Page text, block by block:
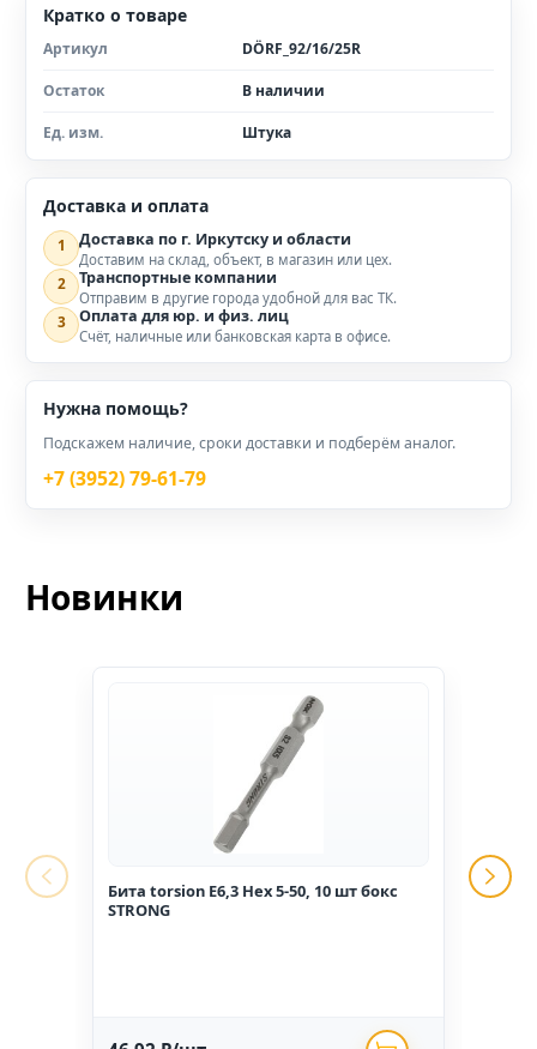
Кратко о товаре
Артикул DÖRF_92/16/25R
Остаток В наличии
Ед. изм. Штука
Доставка и оплата
1 Доставка по г. Иркутску и области
Доставим на склад, объект, в магазин или цех.
2 Транспортные компании
Отправим в другие города удобной для вас ТК.
3 Оплата для юр. и физ. лиц
Счёт, наличные или банковская карта в офисе.
Нужна помощь?
Подскажем наличие, сроки доставки и подберём аналог.
+7 (3952) 79-61-79
Новинки
Бита torsion E6,3 Hex 5-50, 10 шт бокс
STRONG